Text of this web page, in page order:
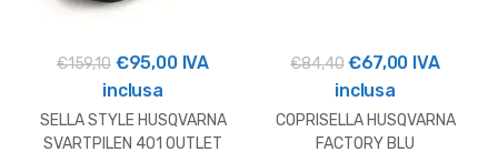
€159,10 Il
prezzo
originale
era:
€95,00Il
attuale
è:
IVA
inclusa
SELLA STYLE HUSQVARNA
SVARTPILEN 401 OUTLET
€84,40 Il
prezzo
originale
era:
€67,00Il
attuale
è:
IVA
inclusa
COPRISELLA HUSQVARNA
FACTORY BLU